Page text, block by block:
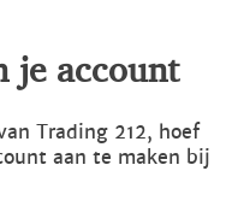
je account
Trading 212, hoef
aan te maken bij